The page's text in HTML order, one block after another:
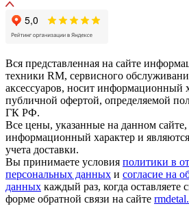
Вся представленная на сайте
техники RM, сервисного
аксессуаров, носит информационный
публичной офертой, определяемой
ГК РФ.
Все цены, указанные на данном сайте,
информационный характер и
учета доставки.
Вы принимаете условия политики в
персональных данных и согласие на
данных каждый раз, когда
форме обратной связи на сайте